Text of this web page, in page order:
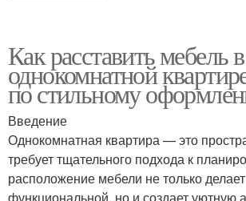
Как расставить мебель в
однокомнатной
по стильному
Введение
Однокомнатная квартира — это
требует тщательного подхода к
расположение мебели не только